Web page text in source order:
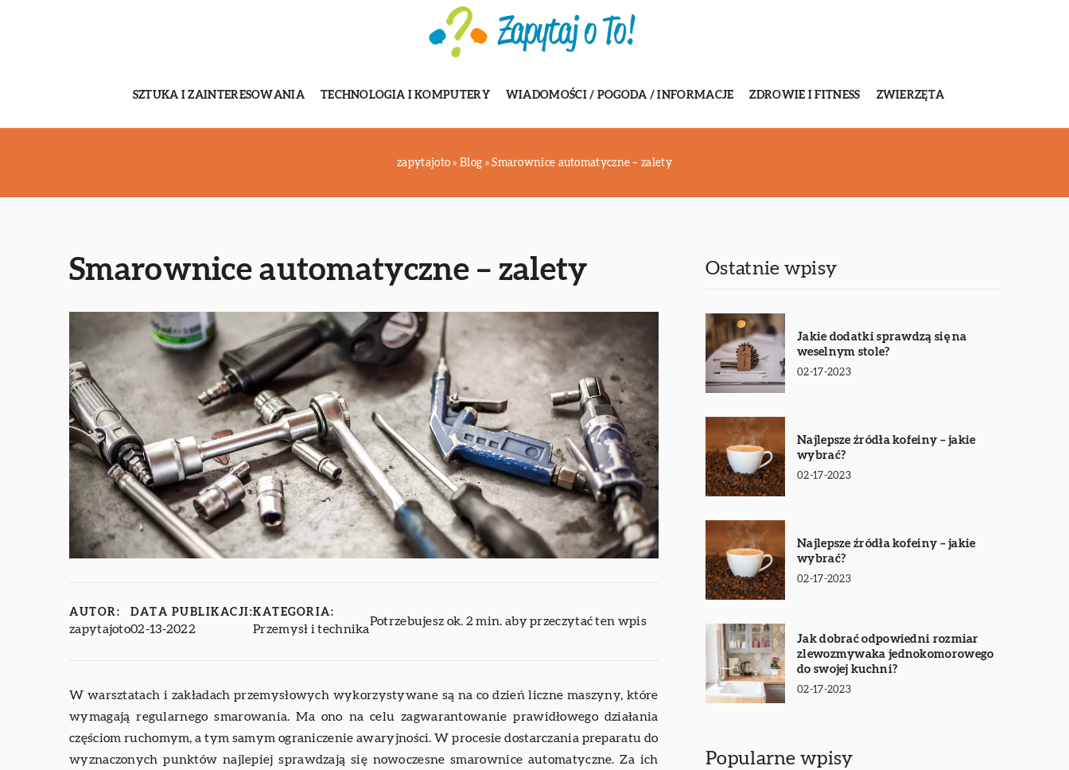
SZTUKA I ZAINTERESOWANIA TECHNOLOGIA I KOMPUTERY WIADOMOŚCI / POGODA / INFORMACJE ZDROWIE I FITNESS ZWIERZĘTA
zapytajoto »Blog »Smarownice automatyczne – zalety
Smarownice automatyczne – zalety
AUTOR:
zapytajoto
DATA PUBLIKACJI:
02-13-2022
KATEGORIA:
Przemysł i technika
Potrzebujesz ok. 2 min. aby przeczytać ten wpis
W warsztatach i zakładach przemysłowych wykorzystywane są na co dzień liczne maszyny, które
wymagają regularnego smarowania. Ma ono na celu zagwarantowanie prawidłowego działania
częściom ruchomym, a tym samym ograniczenie awaryjności. W procesie dostarczania preparatu do
wyznaczonych punktów najlepiej sprawdzają się nowoczesne smarownice automatyczne. Za ich
Ostatnie wpisy
Jakie dodatki sprawdzą się na
weselnym stole?
02-17-2023
Najlepsze źródła kofeiny – jakie
wybrać?
02-17-2023
Najlepsze źródła kofeiny – jakie
wybrać?
02-17-2023
Jak dobrać odpowiedni rozmiar
zlewozmywaka jednokomorowego
do swojej kuchni?
02-17-2023
Popularne wpisy